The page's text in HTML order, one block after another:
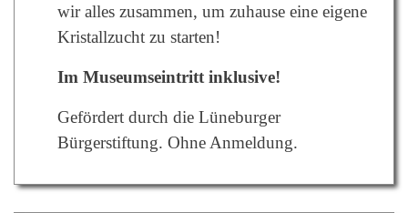
wir alles zusammen, um zuhause eine eigene
Kristallzucht zu starten!
Im Museumseintritt inklusive!
Gefördert durch die Lüneburger
Bürgerstiftung. Ohne Anmeldung.